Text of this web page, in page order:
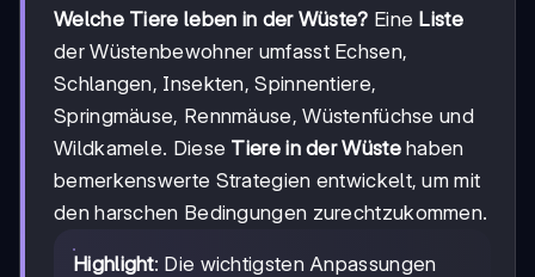
Welche Tiere leben in der Wüste? Eine Liste
der Wüstenbewohner umfasst Echsen,
Schlangen, Insekten, Spinnentiere,
Springmäuse, Rennmäuse, Wüstenfüchse und
Wildkamele. Diese Tiere in der Wüstehaben
bemerkenswerte Strategien entwickelt, um mit
den harschen Bedingungen zurechtzukommen.
Highlight: Die wichtigsten Anpassungen